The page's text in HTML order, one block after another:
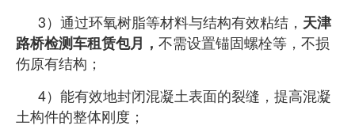
3）通过环氧树脂等材料与结构有效粘结， 天津
路桥检测车租赁包月， 不需设置锚固螺栓等，不损
伤原有结构；
4）能有效地封闭混凝土表面的裂缝，提高混凝
土构件的整体刚度；